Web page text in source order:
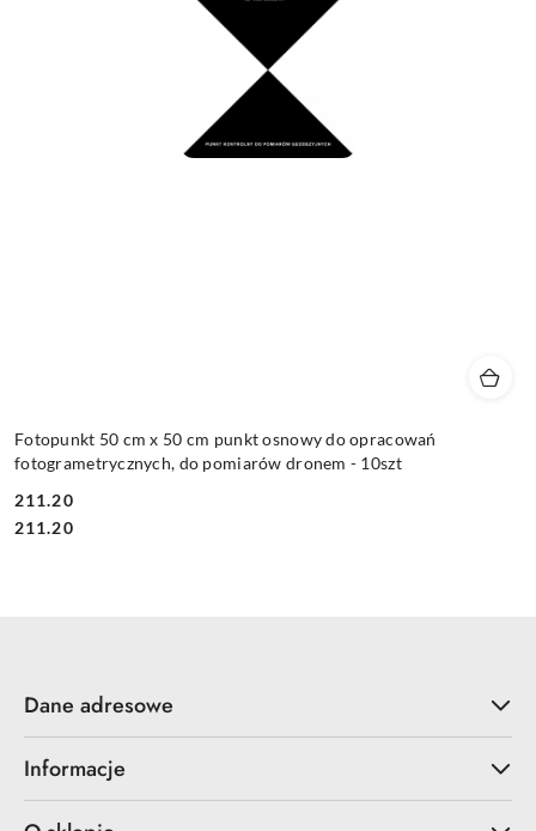
Fotopunkt 50 cm x 50 cm punkt osnowy do opracowań
fotogrametrycznych, do pomiarów dronem - 10szt
Cena:
211.20
Cena:
211.20
Dane adresowe
Informacje